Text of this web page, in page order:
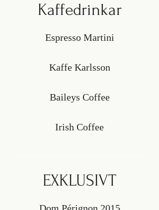
Kaffedrinkar
Espresso Martini
Kaffe Karlsson
Baileys Coffee
Irish Coffee
EXKLUSIVT